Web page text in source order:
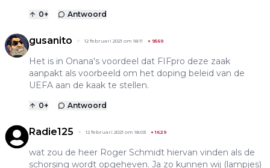
0+ Antwoord
gusanito 12 februari 2021 om 18:11 + 9569
Het is in Onana's voordeel dat FIFpro deze zaak
aanpakt als voorbeeld om het doping beleid van de
UEFA aan de kaak te stellen.
0+ Antwoord
Radie125 12 februari 2021 om 18:03 +1629
wat zou de heer Roger Schmidt hiervan vinden als de
schorsing wordt opgeheven. Ja zo kunnen wij (lampjes)